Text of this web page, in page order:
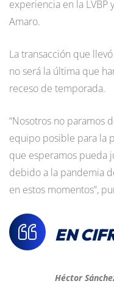
experiencia en la LVBP
Amaro.
La transacción que
no será la última que
receso de temporada.
“Nosotros no paramos
equipo posible para la
que esperamos pueda
debido a la pandemia
en estos momentos”,
EN
Héctor